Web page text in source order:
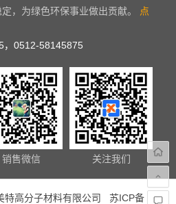
，为绿色环保事业做出贡献。 点
，0512-58145875
销售微信 关注我们
高分子材料有限公司 苏ICP备